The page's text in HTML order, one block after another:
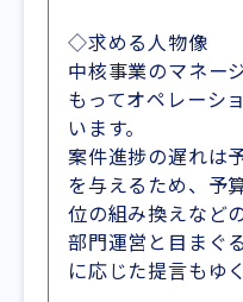
◇求める人物像
中核事業のマネー
もってオペレーシ
います。
案件進捗の遅れは
を与えるため、予
位の組み換えなど
部門運営と目まぐ
に応じた提言もゆ